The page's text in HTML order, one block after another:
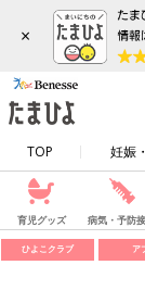
×
TOP 妊娠
育児グッズ 病気・予防
ひよこクラブ ア